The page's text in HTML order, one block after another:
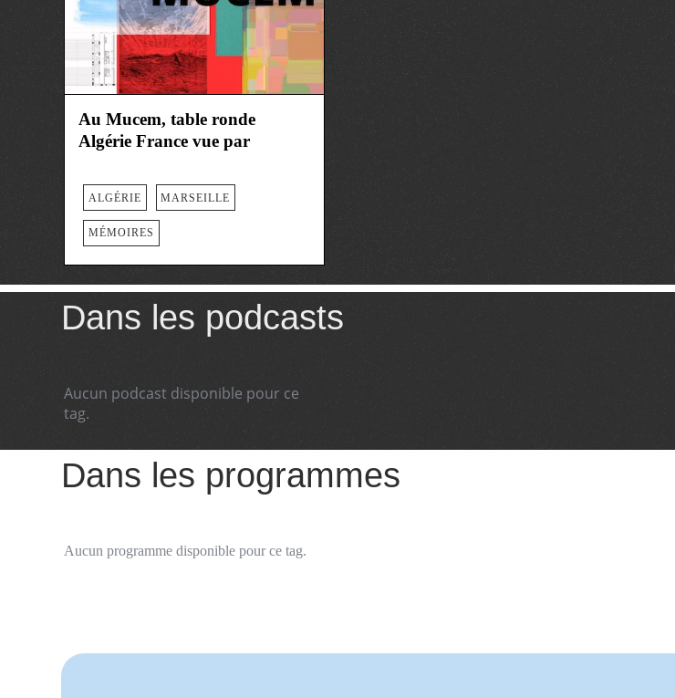
Au Mucem, table ronde
Algérie France vue par
ALGÉRIE MARSEILLE
MÉMOIRES
Dans les podcasts
Aucun podcast disponible pour ce
tag.
Dans les programmes
Aucun programme disponible pour ce tag.